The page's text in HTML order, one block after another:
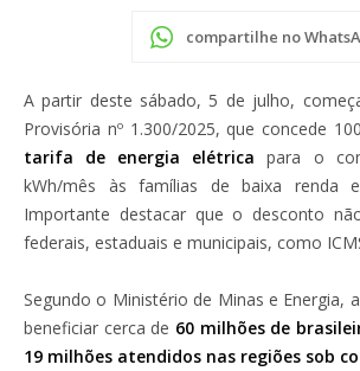
compartilhe no
A partir deste sábado, 5 de julho,
Provisória nº 1.300/2025, que concede
tarifa de energia elétrica para o
kWh/mês às famílias de baixa renda
Importante destacar que o desconto
federais, estaduais e municipais, como
Segundo o Ministério de Minas e Energia,
beneficiar cerca de 60 milhões de
19 milhões atendidos nas regiões sob